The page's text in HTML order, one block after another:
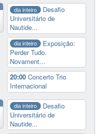
dia inteiro
Desafio
Universitário de
Nautide...
dia inteiro
Exposição:
Perder Tudo.
Novament...
20:00Concerto Trio
Internacional
dia inteiro
Desafio
Universitário de
Nautide...